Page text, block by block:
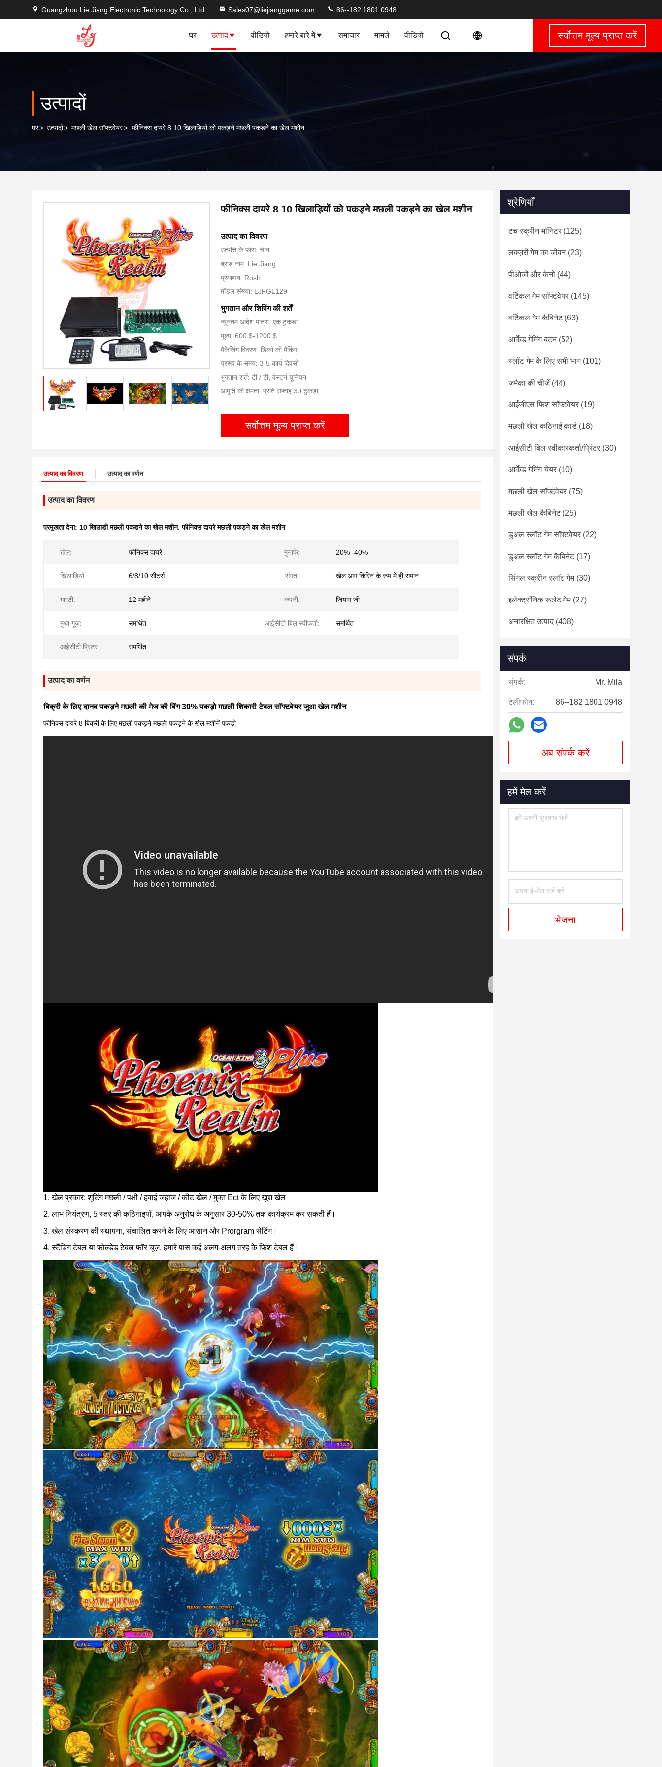
Guangzhou Lie Jiang Electronic Technology Co., Ltd. Sales07@liejianggame.com 86--182 1801 0948
घर उत्पाद वीडियो हमारे बारे में समाचार मामले वीडियो सर्वोत्तम मूल्य प्राप्त करें
उत्पादों
घर> उत्पादों> मछली खेल सॉफ्टवेयर> फीनिक्स दायरे 8 10 खिलाड़ियों को पकड़ने मछली पकड़ने का खेल मशीन
फीनिक्स दायरे 8 10 खिलाड़ियों को पकड़ने मछली पकड़ने का खेल मशीन
उत्पाद का विवरण
उत्पत्ति के प्लेस: चीन
ब्रांड नाम: Lie Jiang
प्रमाणन: Rosh
मॉडल संख्या: LJFGL129
भुगतान और शिपिंग की शर्तें
न्यूनतम आदेश मात्रा: एक टुकड़ा
मूल्य: 600 $-1200 $
पैकेजिंग विवरण: डिब्बों की पैकिंग
प्रसव के समय: 3-5 कार्य दिवसों
भुगतान शर्तें: टी / टी, वेस्टर्न यूनियन
आपूर्ति की क्षमता: प्रति सप्ताह 30 टुकड़ा
सर्वोत्तम मूल्य प्राप्त करें
उत्पाद का विवरण उत्पाद का वर्णन
उत्पाद का विवरण
प्रमुखता देना: 10 खिलाड़ी मछली पकड़ने का खेल मशीन,फीनिक्स दायरे मछली पकड़ने का खेल मशीन
खेल: फीनिक्स दायरे मुनाफे: 20% -40%
खिलाड़ियों: 6/8/10 सीटर्स संगत: खेल आग किरिन के रूप में ही समान
गारंटी: 12 महीने कंपनी: जियांग जी
मुथा गूज: समर्थित आईसीटी बिल स्वीकर्ता: समर्थित
आईसीटी प्रिंटर: समर्थित
उत्पाद का वर्णन
बिक्री के लिए दानव पकड़ने मछली की मेज की विंग 30% पकड़ो मछली शिकारी टेबल सॉफ्टवेयर जुआ खेल मशीन
फीनिक्स दायरे 8 बिक्री के लिए मछली पकड़ने मछली पकड़ने के खेल मशीनें पकड़ो
1. खेल प्रकार: शूटिंग मछली / पक्षी / हवाई जहाज / कीट खेल / मुक्त Ect के लिए खुश खेल
2. लाभ नियंत्रण, 5 स्तर की कठिनाइयाँ, आपके अनुरोध के अनुसार 30-50% तक कार्यक्रम कर सकती हैं।
3. खेल संस्करण की स्थापना, संचालित करने के लिए आसान और Prorgram सेटिंग।
4. स्टैंडिंग टेबल या फोल्डेड टेबल फॉर चूज़, हमारे पास कई अलग-अलग तरह के फिश टेबल हैं।
श्रेणियाँ
टच स्क्रीन मॉनिटर (125)
लक्ज़री गेम का जीवन(23)
पीओजी और केनो (44)
वर्टिकल गेम सॉफ्टवेयर (145)
वर्टिकल गेम कैबिनेट(63)
आर्केड गेमिंग बटन(52)
स्लॉट गेम के लिए सभी भाग(101)
जमैका की चीजें(44)
आईजीएस फिश सॉफ्टवेयर (19)
मछली खेल कठिनाई कार्ड (18)
आईसीटी बिल स्वीकारकर्ता/प्रिंटर (30)
आर्केड गेमिंग चेयर (10)
मछली खेल सॉफ्टवेयर (75)
मछली खेल कैबिनेट(25)
डुअल स्लॉट गेम सॉफ्टवेयर (22)
डुअल स्लॉट गेम कैबिनेट(17)
सिंगल स्क्रीन स्लॉट गेम(30)
इलेक्ट्रॉनिक रूलेट गेम(27)
अनारक्षित उत्पाद(408)
संपर्क
संपर्क: Mr. Mila
टेलीफोन: 86--182 1801 0948
अब संपर्क करें
हमें मेल करें
भेजना